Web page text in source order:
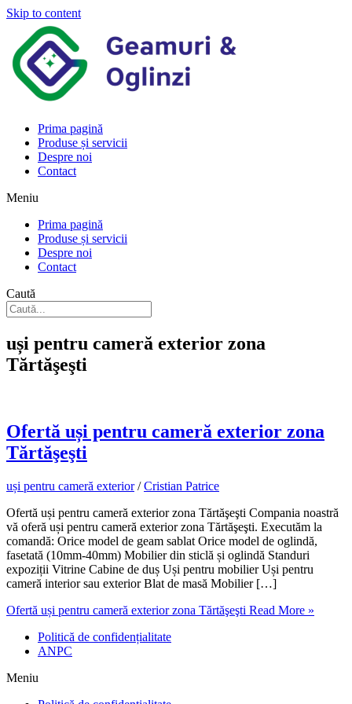
Skip to content
Prima pagină
Produse și servicii
Despre noi
Contact
Meniu
Prima pagină
Produse și servicii
Despre noi
Contact
Caută
uși pentru cameră exterior zona
Tărtăşeşti
Ofertă uși pentru cameră exterior zona
Tărtăşeşti
uși pentru cameră exterior/Cristian Patrice
Ofertă uși pentru cameră exterior zona Tărtăşeşti Compania noastră
vă oferă uși pentru cameră exterior zona Tărtăşeşti. Executăm la
comandă: Orice model de geam sablat Orice model de oglindă,
fasetată (10mm-40mm) Mobilier din sticlă și oglindă Standuri
expoziții Vitrine Cabine de duș Uși pentru mobilier Uși pentru
cameră interior sau exterior Blat de masă Mobilier […]
Ofertă uși pentru cameră exterior zona Tărtăşeşti Read More »
Politică de confidențialitate
ANPC
Meniu